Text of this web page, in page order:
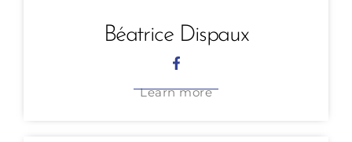
Béatrice Dispaux
Learn more